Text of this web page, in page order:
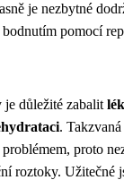
je nezbytné
pomocí
důležité zabalit
.
proto
roztoky. Užitečné